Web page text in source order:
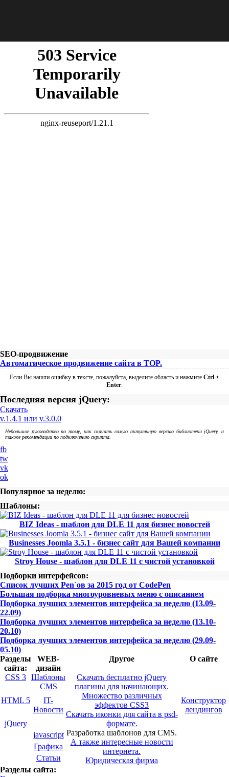
SEO-продвижение
Автоматическое продвижение сайта в TOP.
Если Вы нашли ошибку в тексте, пожалуйста, выделите область и нажмите Ctrl +
Enter
Последняя версия jQuery:
Скачать
v.1.4.1 или v.3.0.0
Небольшое руководство по тому, как скачать самую актуальную версию библиотеки jQuery, а
также рекомендации по подключению скрипта.
fb
tw
vk
ok
Популярное за неделю:
Шаблоны:
BIZ Ideas - шаблон для DLE 11 для бизнес новостей
Businesses Joomla 3.5.1 - бизнес сайт для Вашей компании
Stroy House - шаблон для DLE 11 с чистой установкой
Подборки интерфейсов:
Список лучших Pen`ов за 2015 год от CodePen
Большая подборка многоуровневых меню с описанием
Подборка лучших элементов интерфейса за неделю (13.09-
22.09)
Подборка лучших элементов интерфейса за неделю (13.10-
20.10)
Подборка лучших элементов интерфейса за неделю (29.09-
05.10)
Разделы
сайта:
WEB-
дизайн
Другое О сайте
CSS 3 Шаблоны
CMS
Скачать бесплатно jQuery
плагины для начинающих.
Множество различных
эффектов CSS3
Скачать иконки для сайта в psd-
формате.
Разработка шаблонов для CMS.
А также интересные новости
интернета.
Юридическая фирма
HTML 5
IT-
Новости
Конструктор
лендингов
jQuery
javascript
Графика
Статьи
Разделы сайта: